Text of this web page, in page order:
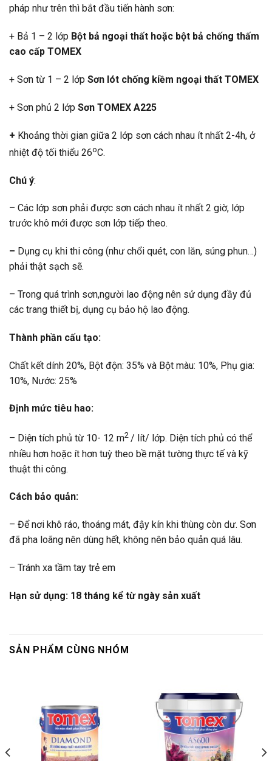
pháp như trên thì bắt đầu tiến hành sơn:
+ Bả 1 – 2 lớp Bột bả ngoại thất hoặc bột bả chống thấm
cao cấp TOMEX
+ Sơn từ 1 – 2 lớp Sơn lót chống kiềm ngoại thất TOMEX
+ Sơn phủ 2 lớp Sơn TOMEX A225
+ Khoảng thời gian giữa 2 lớp sơn cách nhau ít nhất 2-4h, ở
nhiệt độ tối thiểu 26oC.
Chú ý:
– Các lớp sơn phải được sơn cách nhau ít nhất 2 giờ, lớp
trước khô mới được sơn lớp tiếp theo.
– Dụng cụ khi thi công (như chổi quét, con lăn, súng phun…)
phải thật sạch sẽ.
– Trong quá trình sơn,người lao động nên sử dụng đầy đủ
các trang thiết bị, dụng cụ bảo hộ lao động.
Thành phần cấu tạo:
Chất kết dính 20%, Bột độn: 35% và Bột màu: 10%, Phụ gia:
10%, Nước: 25%
Định mức tiêu hao:
– Diện tích phủ từ 10- 12 m2 / lít/ lớp. Diện tích phủ có thể
nhiều hơn hoặc ít hơn tuỳ theo bề mặt tường thực tế và kỹ
thuật thi công.
Cách bảo quản:
– Để nơi khô ráo, thoáng mát, đậy kín khi thùng còn dư. Sơn
đã pha loãng nên dùng hết, không nên bảo quản quá lâu.
– Tránh xa tầm tay trẻ em
Hạn sử dụng: 18 tháng kể từ ngày sản xuất
SẢN PHẨM CÙNG NHÓM